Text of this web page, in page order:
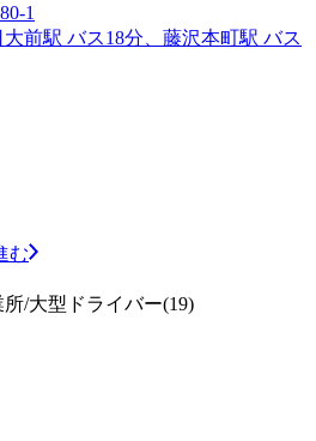
1
前駅 バス18分、藤沢本町駅 バス
む
/大型ドライバー(19)